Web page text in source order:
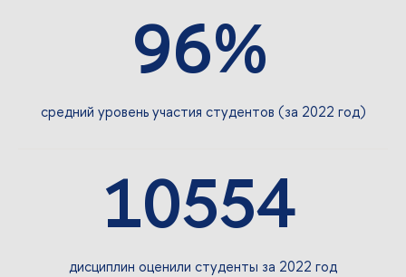
96%
средний уровень участия студентов (за 2022 год)
10554
дисциплин оценили студенты за 2022 год